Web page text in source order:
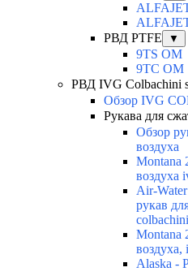
РВД PTFE
▼
9TS OM
9TC OM
РВД IVG Colbachini
Обзор IVG
Рукава для
Обзор
воздуха
Montana
воздуха
Air-
рукав
Montana
воздуха,
Alaska -